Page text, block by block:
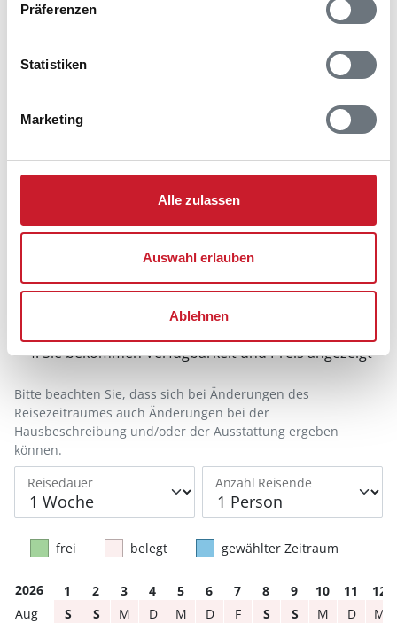
Präferenzen
Statistiken
Marketing
Alle zulassen
Auswahl erlauben
Ablehnen
Reisedauer auswählen
Anzahl Reisende auswählen
Sie bekommen Verfügbarkeit und Preis angezeigt
Reisedauer Anzahl Reisende
Bitte beachten Sie, dass sich bei Änderungen des
Reisezeitraumes auch Änderungen bei der
Hausbeschreibung und/oder der Ausstattung ergeben
können.
frei belegt gewählter Zeitraum
2026 1 2 3 4 5 6 7 8 9 10 11
12
S
S M D M D F S S M D
M